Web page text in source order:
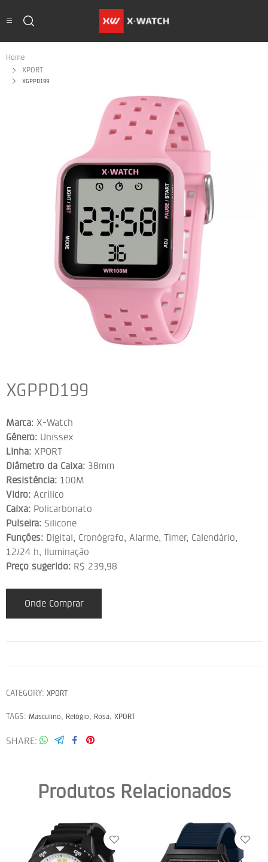
Home
XPORT
XGPPD199
XGPPD199
Marca: X-Watch
Gênero: Unissex
Linha: XPORT
Diâmetro da Caixa: 38mm
Resistência: 100M
Vidro: Acrílico
Caixa: Policarbonato
Pulseira: Silicone
Funções: Digital, Cronógrafo, Alarme, Timer, Calendário,
12/24 h, Iluminação
Preço sugerido: R$ 239,98
Onde Comprar
CATEGORY: XPORT
TAGS: Masculino, Relógio, Rosa, XPORT
SHARE
Produtos Relacionados